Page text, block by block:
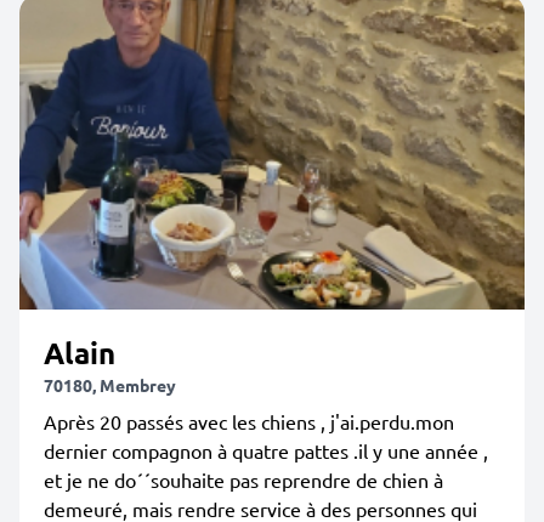
Alain
70180, Membrey
Après 20 passés avec les chiens , j'ai.perdu.mon
dernier compagnon à quatre pattes .il y une année ,
et je ne do´´souhaite pas reprendre de chien à
demeuré, mais rendre service à des personnes qui